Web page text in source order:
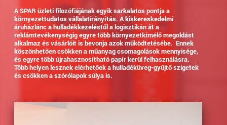
A SPAR üzleti filozófiájának egyik sarkalatos pontja a
környezettudatos vállalatirányítás. A kiskereskedelmi
áruházlánca hulladékkezeléstől a logisztikán át a
reklámtevékenységig egyre több környezetkímélő megoldást
alkalmaz és vásárlóit is bevonja azok működtetésébe. Ennek
köszönhetően csökken a műanyag csomagolások mennyisége,
és egyre több újrahasznosítható papír kerül felhasználásra.
Több helyen lesznek elérhetőek a hulladéküveg-gyűjtő szigetek
és csökken a szórólapok súlya is.